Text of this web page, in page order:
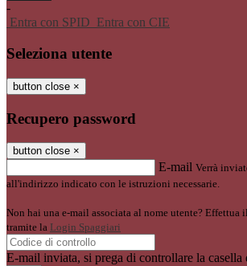
-
Entra con SPID Entra con CIE
Seleziona utente
button close ×
Recupero password
button close ×
E-mail Verrà
all'indirizzo indicato con le istruzioni necessarie.
Non hai una e-mail associata al nome utente? Effettua
tramite la Login Spaggiari
E-mail inviata, si prega di controllare la casella